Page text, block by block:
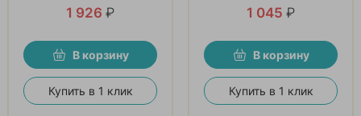
1 926 ₽
В корзину
Купить в 1 клик
1 045 ₽
В корзину
Купить в 1 клик